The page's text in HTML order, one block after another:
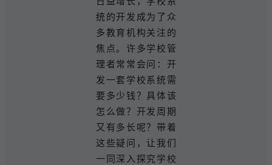
统的开发成为了众
多教育机构关注的
焦点。许多学校管
理者常常会问：开
发一套学校系统需
要多少钱？具体该
怎么做？开发周期
又有多长呢？带着
这些疑问，让我们
一同深入探究学校